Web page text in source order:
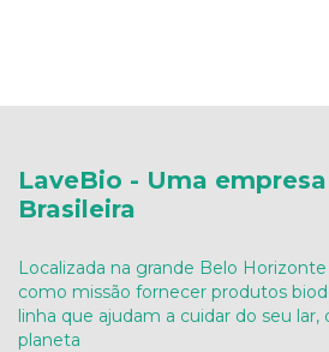
LaveBio - Uma empresa
Brasileira
Localizada na grande Belo
como missão fornecer produtos
linha que ajudam a cuidar do seu lar,
planeta